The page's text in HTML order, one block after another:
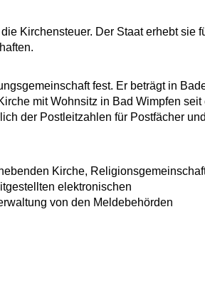
Kirchensteuer. Der Staat erhebt sie
fest. Er beträgt in
mit Wohnsitz in Bad Wimpfen seit
der Postleitzahlen für Postfächer
Kirche,
elektronischen
von den Meldebehörden